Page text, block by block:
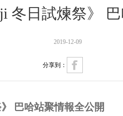
冬日試煉祭》
2019-12-09
分享到：
巴哈站聚情報全公開